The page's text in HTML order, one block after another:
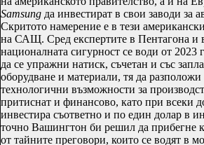
Samsung да инвестират в свои заводи
Скритото намерение е в тези
на САЩ. Сред експертите в Пентагона
националната сигурност се води от
да се упражни натиск, съчетан и със
оборудване и материали, тя да
технологични възможности за
притиснат и финансово, като при всеки
инвестира съответно и по един долар
точно Вашингтон би решил да прибегне
от тайните преговори, които се водят в